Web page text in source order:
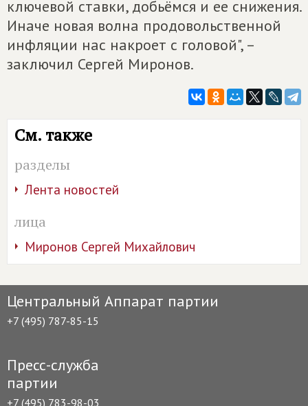
ключевой ставки, добьёмся и ее снижения.
Иначе новая волна продовольственной
инфляции нас накроет с головой", –
заключил Сергей Миронов.
См. также
разделы
Лента новостей
лица
Миронов Сергей Михайлович
Центральный Аппарат партии
+7 (495) 787-85-15
Пресс-служба
партии
+7 (495) 783-98-03